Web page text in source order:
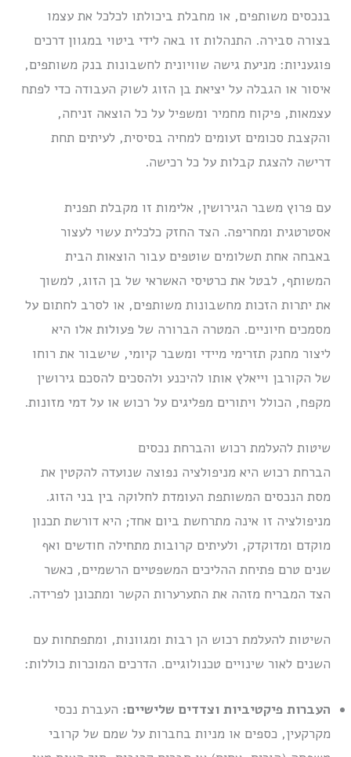
בנכסים משותפים, או מחבלת ביכולתו לכלכל את עצמו
בצורה סבירה. התנהלות זו באה לידי ביטוי במגוון דרכים
פוגעניות: מניעת גישה שוויונית לחשבונות בנק משותפים,
איסור או הגבלה על יציאת בן הזוג לשוק העבודה כדי לפתח
עצמאות, פיקוח מחמיר ומשפיל על כל הוצאה זניחה,
והקצבת סכומים זעומים למחיה בסיסית, לעיתים תחת
דרישה להצגת קבלות על כל רכישה.
עם פרוץ משבר הגירושין, אלימות זו מקבלת תפנית
אסטרטגית ומחריפה. הצד החזק כלכלית עשוי לעצור
באבחה אחת תשלומים שוטפים עבור הוצאות הבית
המשותף, לבטל את כרטיסי האשראי של בן הזוג, למשוך
את יתרות הזכות מחשבונות משותפים, או לסרב לחתום על
מסמכים חיוניים. המטרה הברורה של פעולות אלו היא
ליצור מחנק תזרימי מיידי ומשבר קיומי, שישבור את רוחו
של הקורבן וייאלץ אותו להיכנע ולהסכים להסכם גירושין
מקפח, הכולל ויתורים מפליגים על רכוש או על דמי מזונות.
שיטות להעלמת רכוש והברחת נכסים
הברחת רכוש היא מניפולציה נפוצה שנועדה להקטין את
מסת הנכסים המשותפת העומדת לחלוקה בין בני הזוג.
מניפולציה זו אינה מתרחשת ביום אחד; היא דורשת תכנון
מוקדם ומדוקדק, ולעיתים קרובות מתחילה חודשים ואף
שנים טרם פתיחת ההליכים המשפטיים הרשמיים, כאשר
הצד המבריח מזהה את התערערות הקשר ומתכונן לפרידה.
השיטות להעלמת רכוש הן רבות ומגוונות, ומתפתחות עם
השנים לאור שינויים טכנולוגיים. הדרכים המוכרות כוללות:
העברות פיקטיביות וצדדים שלישיים: העברת נכסי
מקרקעין, כספים או מניות בחברות על שמם של קרובי